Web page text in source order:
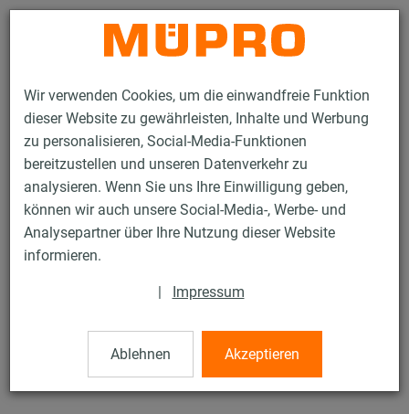
Wir verwenden Cookies, um die einwandfreie Funktion
dieser Website zu gewährleisten, Inhalte und Werbung
zu personalisieren, Social-Media-Funktionen
bereitzustellen und unseren Datenverkehr zu
analysieren. Wenn Sie uns Ihre Einwilligung geben,
können wir auch unsere Social-Media-, Werbe- und
Analysepartner über Ihre Nutzung dieser Website
informieren.
| Impressum
Ablehnen Akzeptieren
Kontakt
Produkte Brandschutz
Brandgeprüfte Befestigungen
Installationsschienen
MPC-Systemschienen
MPC-Systemschienen
MPC-Systemschiene 38/40, Länge: 4.000 mm, verzinkt